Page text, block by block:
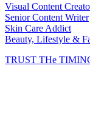
Visual Content
Senior Content Writer
Skin Care Addict
Beauty, Lifestyle &
TRUST THe